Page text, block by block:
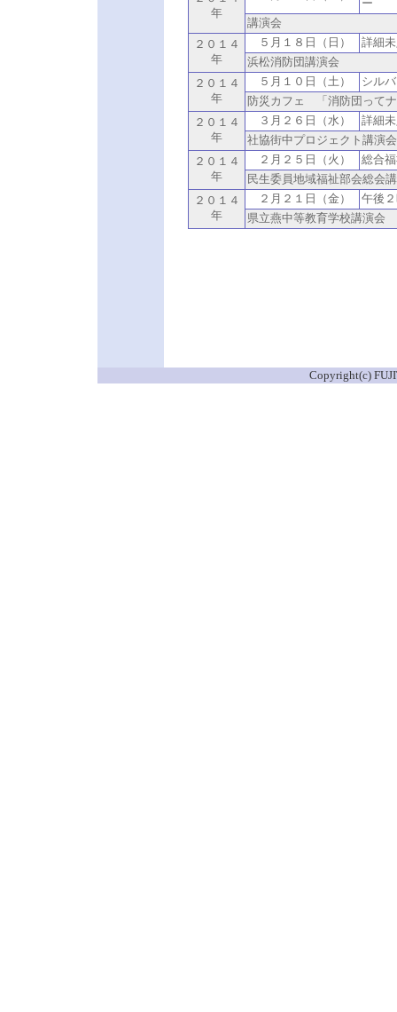
年
ー
講演会
２０１４
年
５月１８日（日）
詳細
浜松消防団講演会
２０１４
年
５月１０日（土）
シル
防災カフェ 「消防団って
２０１４
年
３月２６日（水）
詳細
社協街中プロジェクト講演会
２０１４
年
２月２５日（火）
総合
民生委員地域福祉部会総会
２０１４
年
２月２１日（金）
午後
県立燕中等教育学校講演会
Copyright(c)